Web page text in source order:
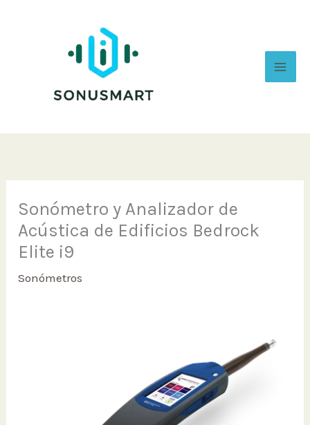
Sonómetro y Analizador de
Acústica de Edificios Bedrock
Elite i9
Sonómetros